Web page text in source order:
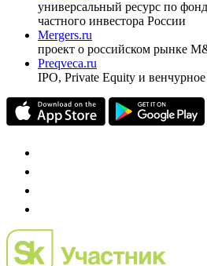
универсальный ресурс по
частного инвестора России
Mergers.ru
проект о российском рынке
Preqveca.ru
IPO, Private Equity и